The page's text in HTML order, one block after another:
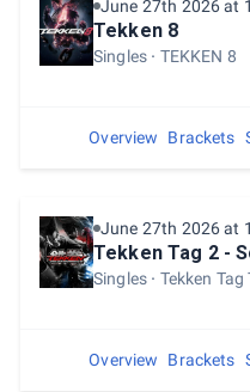
June 27th 2026 at
Tekken 8
Singles TEKKEN 8
Overview Brackets
June 27th 2026 at
Tekken Tag 2 -
Singles Tekken
Overview Brackets